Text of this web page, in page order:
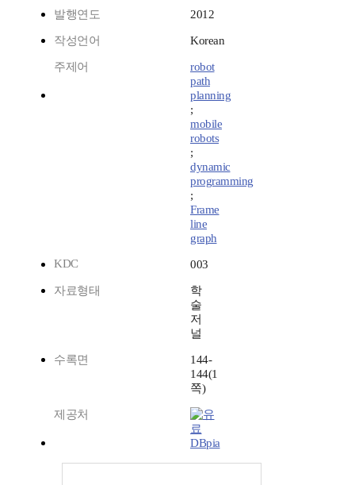
발행연도 2012
작성언어 Korean
주제어
robot
path
planning
;
mobile
robots
;
dynamic
programming
;
Frame
line
graph
KDC
003
자료형태
학
술
저
널
수록면
144-
144(1
쪽)
제공처
DBpia